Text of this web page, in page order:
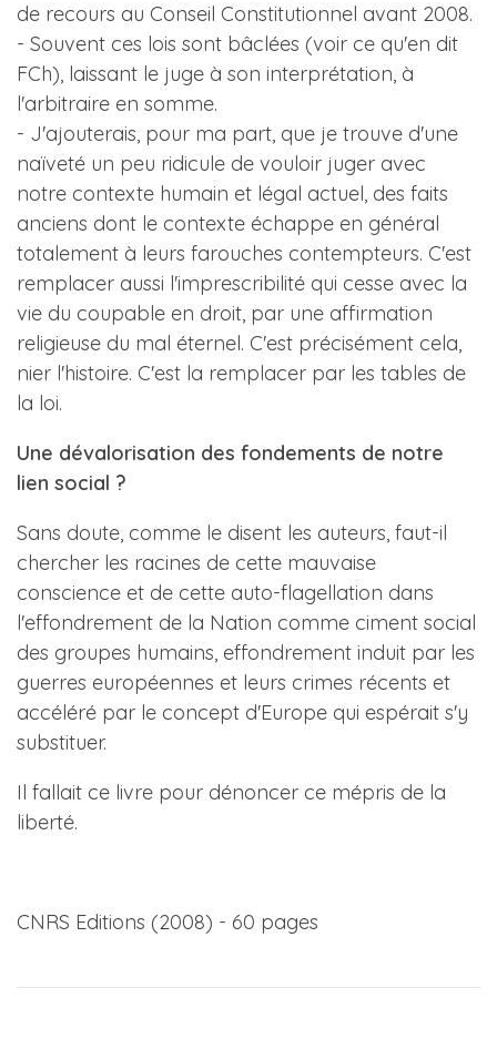
de recours au Conseil Constitutionnel avant 2008.
- Souvent ces lois sont bâclées (voir ce qu'en dit
FCh), laissant le juge à son interprétation, à
l'arbitraire en somme.
- J'ajouterais, pour ma part, que je trouve d'une
naïveté un peu ridicule de vouloir juger avec
notre contexte humain et légal actuel, des faits
anciens dont le contexte échappe en général
totalement à leurs farouches contempteurs. C'est
remplacer aussi l'imprescribilité qui cesse avec la
vie du coupable en droit, par une affirmation
religieuse du mal éternel. C'est précisément cela,
nier l'histoire. C'est la remplacer par les tables de
la loi.
Une dévalorisation des fondements de notre
lien social ?
Sans doute, comme le disent les auteurs, faut-il
chercher les racines de cette mauvaise
conscience et de cette auto-flagellation dans
l'effondrement de la Nation comme ciment social
des groupes humains, effondrement induit par les
guerres européennes et leurs crimes récents et
accéléré par le concept d'Europe qui espérait s'y
substituer.
Il fallait ce livre pour dénoncer ce mépris de la
liberté.
CNRS Editions (2008) - 60 pages